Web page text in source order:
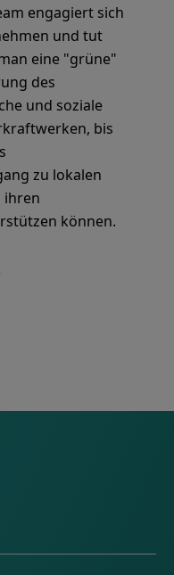
engagiert sich
und tut
eine "grüne"
des
und soziale
bis
zu lokalen
ihren
können.